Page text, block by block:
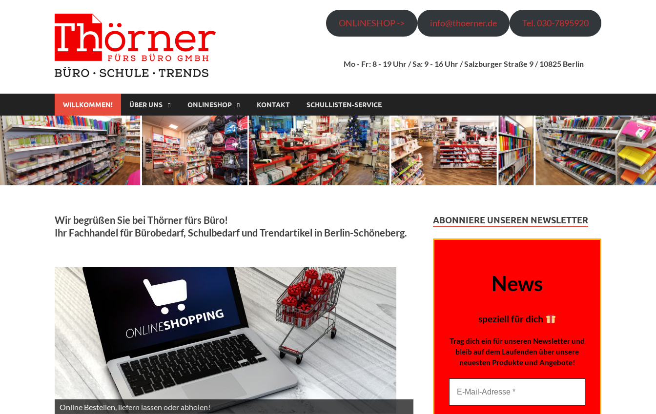
Thörner fürs Büro GmbH
Ladengeschäft und Lieferservice! Bürobedarf und Schulbedarf für gewerbliche und private Verbraucher
ONLINESHOP -> info@thoerner.de Tel. 030-7895920
Mo - Fr: 8 - 19 Uhr / Sa: 9 - 16 Uhr / Salzburger Straße 9 / 10825 Berlin
WILLKOMMEN! ÜBER UNS ONLINESHOP KONTAKT SCHULLISTEN-SERVICE
Wir begrüßen Sie bei Thörner fürs Büro!
Ihr Fachhandel für Bürobedarf, Schulbedarf und Trendartikel in Berlin-Schöneberg.
Online Bestellen, liefern lassen oder abholen!
Ihr Ladengeschäft in Berlin Schöneberg!
ABONNIERE UNSEREN NEWSLETTER
News
speziell für dich
Trag dich ein für unseren Newsletter und
bleib auf dem Laufenden über unsere
neuesten Produkte und Angebote!